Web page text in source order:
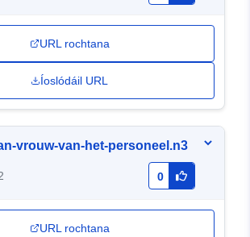
URL rochtana
Íoslódáil URL
vrouw-van-het-personeel.n3
0
URL rochtana